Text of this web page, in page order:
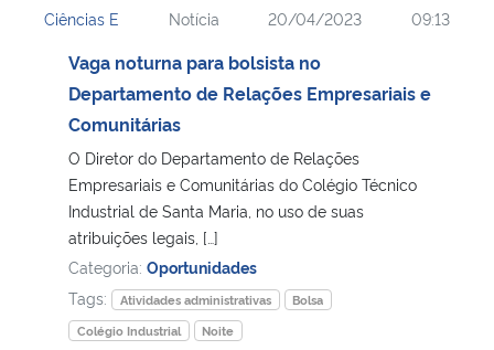
Ministério da Cidadania
Ministério da Saúde
Ministério de Minas e Energia
Ministério da Ciência, Tecnologia, Inovações e Comunicações
Ministério do Meio Ambiente
Ministério do Turismo
Ciências E Notícia 20/04/2023 09:13
Vaga noturna para bolsista no
Departamento de Relações Empresariais e
Comunitárias
O Diretor do Departamento de Relações
Empresariais e Comunitárias do Colégio Técnico
Industrial de Santa Maria, no uso de suas
atribuições legais, […]
Categoria: Oportunidades
Tags:
Atividades administrativas
Bolsa
Colégio Industrial
Noite